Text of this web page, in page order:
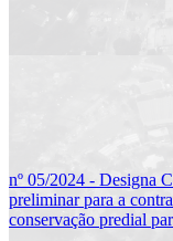
nº 05/2024 - Designa
preliminar para a
conservação predial